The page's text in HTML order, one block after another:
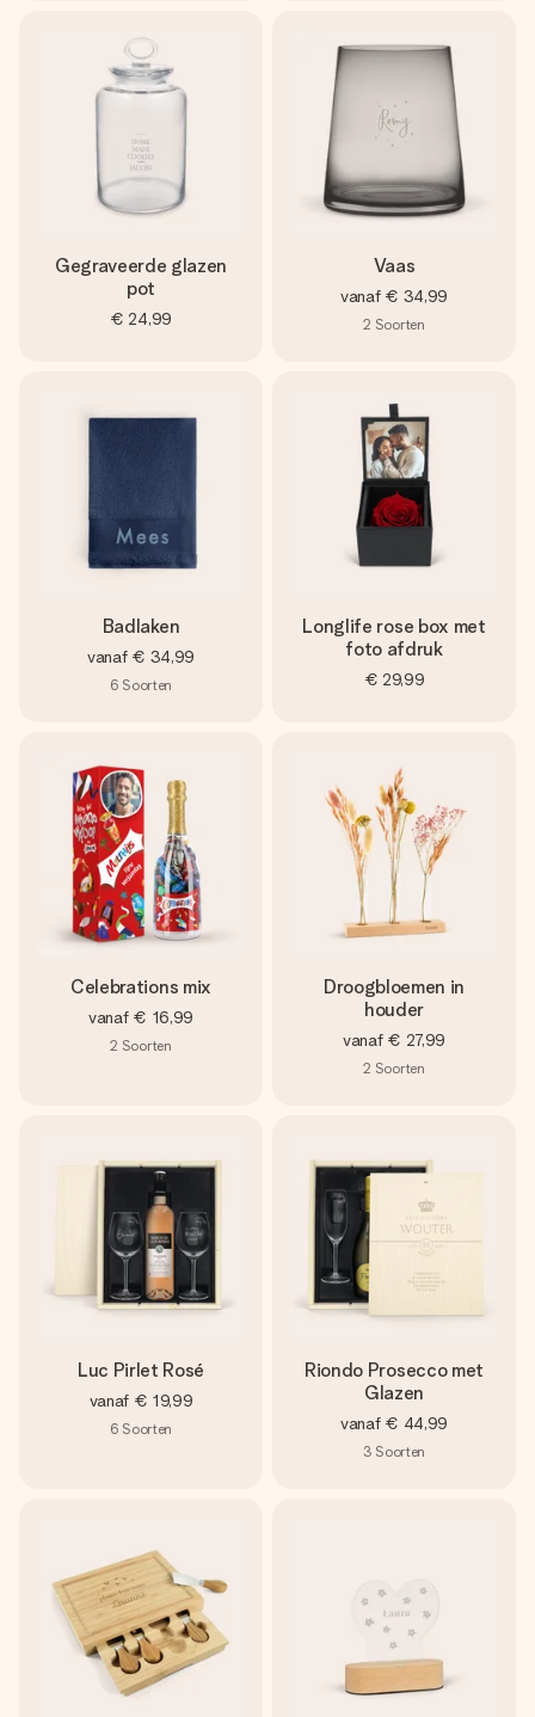
Gegraveerde glazen
pot
€ 24,99
Vaas
vanaf € 34,99
2 Soorten
Badlaken
vanaf € 34,99
6 Soorten
Longlife rose box met
foto afdruk
€ 29,99
Celebrations mix
vanaf € 16,99
2 Soorten
Droogbloemen in
houder
vanaf € 27,99
2 Soorten
Luc Pirlet Rosé
vanaf € 19,99
6 Soorten
Riondo Prosecco met
Glazen
vanaf € 44,99
3 Soorten